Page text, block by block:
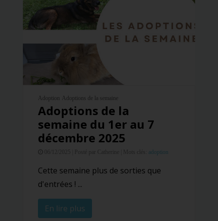
Adoption Adoptions de la semaine
Adoptions de la
semaine du 1er au 7
décembre 2025
Posté par Catherine | adoption
Cette semaine plus de sorties que
d'entrées ! ...
En lire plus